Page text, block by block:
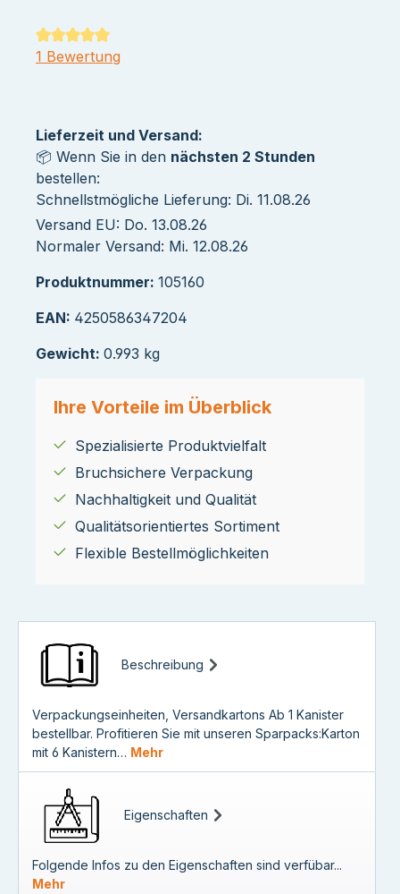
Durchschnittliche Bewertung von 5 von 5 Sternen
1 Bewertung
Lieferzeit und Versand:
📦 Wenn Sie in den nächsten 2 Stunden
bestellen:
Schnellstmögliche Lieferung: Di. 11.08.26
Versand EU: Do. 13.08.26
Normaler Versand: Mi. 12.08.26
Produktnummer: 105160
EAN: 4250586347204
Gewicht: 0.993 kg
Ihre Vorteile im Überblick
Spezialisierte Produktvielfalt
Bruchsichere Verpackung
Nachhaltigkeit und Qualität
Qualitätsorientiertes Sortiment
Flexible Bestellmöglichkeiten
Beschreibung
Verpackungseinheiten, Versandkartons Ab 1 Kanister
bestellbar. Profitieren Sie mit unseren Sparpacks:Karton
mit 6 Kanistern… Mehr
Eigenschaften
Folgende Infos zu den Eigenschaften sind verfübar...
Mehr